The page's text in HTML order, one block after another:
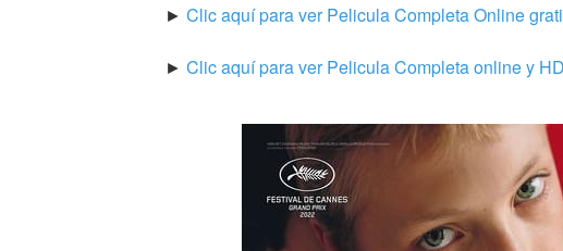
► Clic aquí para ver Pelicula Completa Online
► Clic aquí para ver Pelicula Completa online y